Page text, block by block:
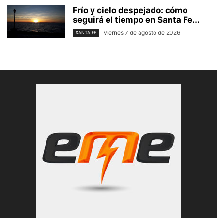
Frío y cielo despejado: cómo
seguirá el tiempo en Santa Fe...
SANTA FE viernes 7 de agosto de 2026